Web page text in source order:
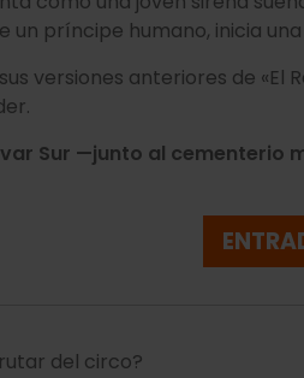
un príncipe humano, inicia
versiones anteriores de «El
Sur —junto al cementerio
del circo?